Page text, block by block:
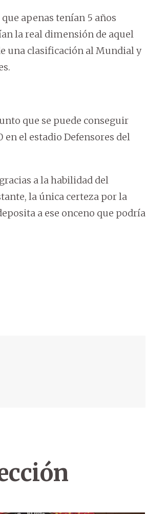
apenas tenían 5 años
la real dimensión de aquel
una clasificación al Mundial y
que se puede conseguir
en el estadio Defensores del
a la habilidad del
la única certeza por la
a ese onceno que podría